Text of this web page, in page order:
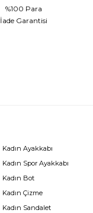
%100 Para
İade Garantisi
Kadın Ayakkabı
Kadın Spor Ayakkabı
Kadın Bot
Kadın Çizme
Kadın Sandalet